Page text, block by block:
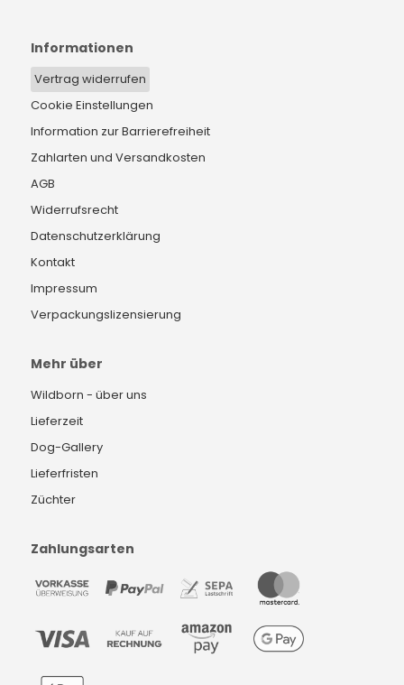
Informationen
Vertrag widerrufen
Cookie Einstellungen
Information zur Barrierefreiheit
Zahlarten und Versandkosten
AGB
Widerrufsrecht
Datenschutzerklärung
Kontakt
Impressum
Verpackungslizensierung
Mehr über
Wildborn - über uns
Lieferzeit
Dog-Gallery
Lieferfristen
Züchter
Zahlungsarten